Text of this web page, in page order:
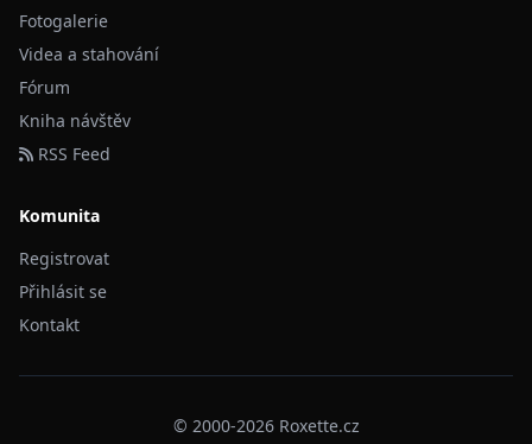
Fotogalerie
Videa a stahování
Fórum
Kniha návštěv
RSS Feed
Komunita
Registrovat
Přihlásit se
Kontakt
© 2000-2026 Roxette.cz